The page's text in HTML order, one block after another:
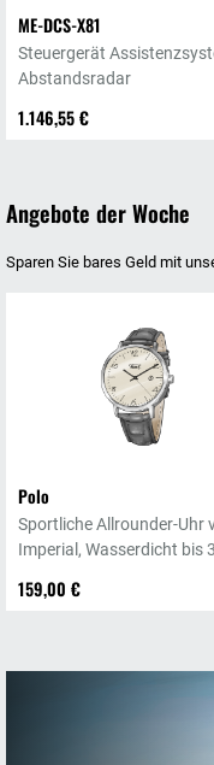
ME-DCS-X81
1.146,55 €
Steuergerät
Abstandsradar
Angebote der Woche
Sparen Sie bares Geld mit
Polo
159,00 €
Sportliche Allrounder-Uhr
Imperial, Wasserdicht bis